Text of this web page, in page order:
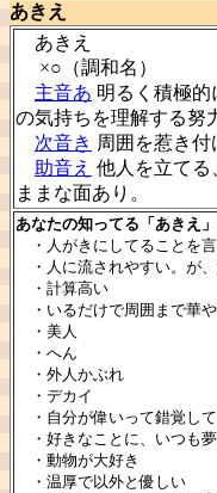
あきえ
あきえ
×○（調和名）
主音あ 明るく積極的
の気持ちを理解する努
次音き 周囲を惹き付
助音え 他人を立てる
ままな面あり。
あなたの知ってる「あきえ
・人がきにしてることを言
・人に流されやすい。が、
・計算高い
・いるだけで周囲まで華
・美人
・へん
・外人かぶれ
・デカイ
・自分が偉いって錯覚し
・好きなことに、いつも夢
・動物が大好き
・温厚で以外と優しい